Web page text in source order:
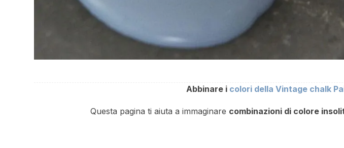
Abbinare i colori della Vintage chalk
Questa pagina ti aiuta a immaginare combinazioni di colore